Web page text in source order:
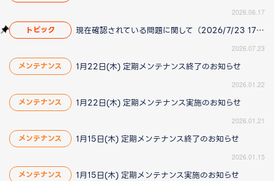
2026.06.17
トピック 現在確認されている問題に関して（2026/7/23 17:00更新）
2026.07.23
メンテナンス 1月22日(木) 定期メンテナンス終了のお知らせ
2026.01.22
メンテナンス 1月22日(木) 定期メンテナンス実施のお知らせ
2026.01.21
メンテナンス 1月15日(木) 定期メンテナンス終了のお知らせ
2026.01.15
メンテナンス 1月15日(木) 定期メンテナンス実施のお知らせ